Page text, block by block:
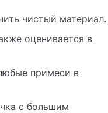
чистый материал.
оценивается в
примеси в
с большим